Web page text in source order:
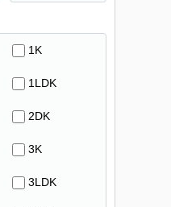
1K
1LDK
2DK
3K
3LDK